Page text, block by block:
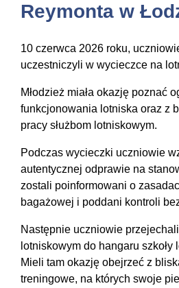
Reymonta w
10 czerwca 2026 roku,
uczestniczyli w wycieczce na
Młodzież miała okazję poznać
funkcjonowania lotniska oraz z
pracy służbom lotniskowym.
Podczas wycieczki uczniowie
autentycznej odprawie na
zostali poinformowani o
bagażowej i poddani kontroli
Następnie uczniowie
lotniskowym do hangaru szkoły
Mieli tam okazję obejrzeć z
treningowe, na których swoje